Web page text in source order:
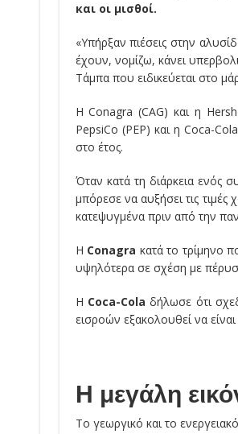
και οι μισθοί.
«Υπήρξαν πιέσεις στην
έχουν, νομίζω, κάνει
Τάμπα που ειδικεύεται στο
Η Conagra (CAG) και η
PepsiCo (PEP) και η Coca-
στο έτος.
Όταν κατά τη διάρκεια
μπόρεσε να αυξήσει τις
κατεψυγμένα πριν από την
Η Conagra κατά το τρίμηνο
υψηλότερα σε σχέση με
Η Coca-Cola δήλωσε ότι
εισροών εξακολουθεί να
Η μεγάλη
Το γεωργικό και το